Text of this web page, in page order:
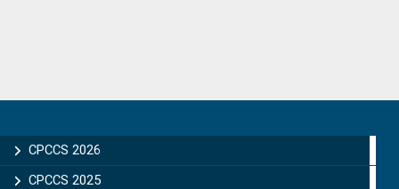
Sidebar
CPCCS 2026
CPCCS 2025